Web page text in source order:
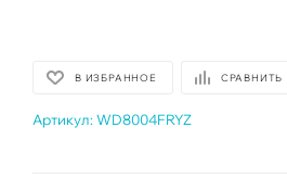
В ИЗБРАННОЕ СРАВНИТЬ
Артикул: WD8004FRYZ